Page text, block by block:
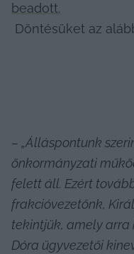
beadott.
Döntésüket az
– „Álláspontunk
önkormányzati
felett áll. Ezért
frakcióvezetőnk,
tekintjük, amely arra
Dóra ügyvezetői